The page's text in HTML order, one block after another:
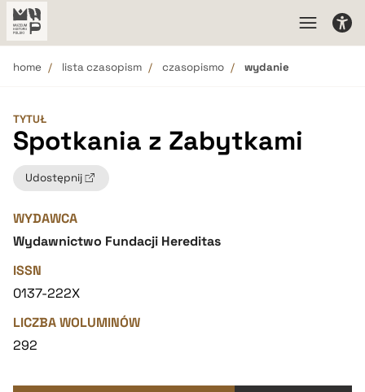
home lista czasopism czasopismo wydanie
TYTUŁ
Spotkania z Zabytkami
Udostępnij
WYDAWCA
Wydawnictwo Fundacji Hereditas
ISSN
0137-222X
LICZBA WOLUMINÓW
292